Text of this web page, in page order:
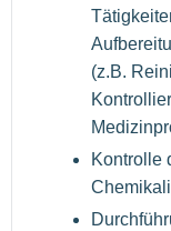
(z.B.
Kontrolle